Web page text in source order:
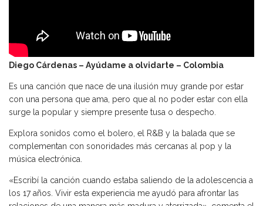
Diego Cárdenas – Ayúdame a olvidarte – Colombia
Es una canción que nace de una ilusión muy grande por estar
con una persona que ama, pero que al no poder estar con ella
surge la popular y siempre presente tusa o despecho.
Explora sonidos como el bolero, el R&B y la balada que se
complementan con sonoridades más cercanas al pop y la
música electrónica.
«Escribí la canción cuando estaba saliendo de la adolescencia a
los 17 años. Vivir esta experiencia me ayudó para afrontar las